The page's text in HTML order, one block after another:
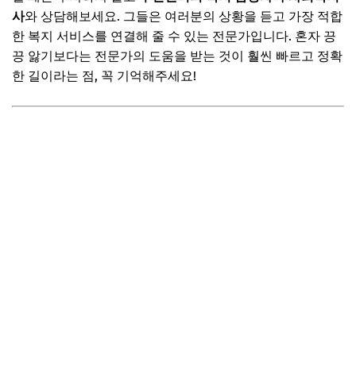
📌 지금 뜨는 꿀정보! 놓치지 마세요
추가할인 코드 WRVE6
마무리 및 팁: 이제 자신감을 가지고 신청하세요!
📌 지금 뜨는 꿀정보! 놓치지 마세요
사와 상담해보세요. 그들은 여러분의 상황을 듣고 가장 적합
한 복지 서비스를 연결해 줄 수 있는 전문가입니다. 혼자 끙
끙 앓기보다는 전문가의 도움을 받는 것이 훨씬 빠르고 정확
한 길이라는 점, 꼭 기억해주세요!